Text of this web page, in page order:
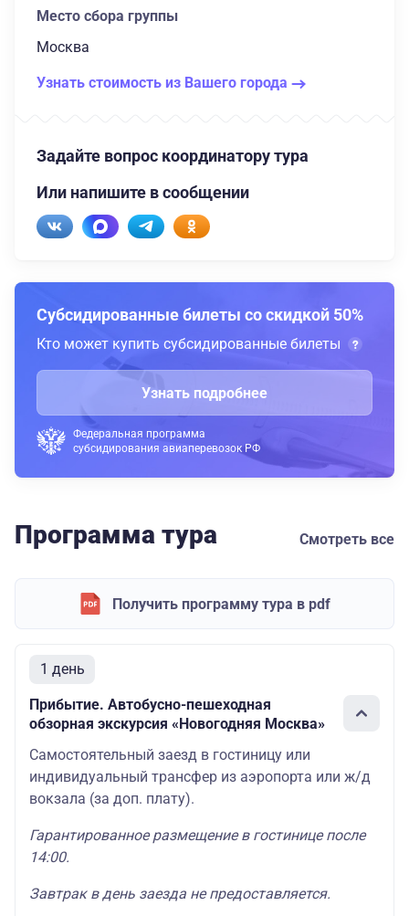
Место сбора группы
Москва
Узнать стоимость из Вашего города
Задайте вопрос координатору тура
Или напишите в сообщении
Субсидированные билеты со скидкой 50%
Кто может купить субсидированные билеты
Узнать подробнее
Федеральная программа
субсидирования авиаперевозок РФ
Программа тура Смотреть все
Получить программу тура в pdf
1 день
Прибытие. Автобусно-пешеходная
обзорная экскурсия «Новогодняя Москва»
Самостоятельный заезд в гостиницу или
индивидуальный трансфер из аэропорта или ж/д
вокзала (за доп. плату).
Гарантированное размещение в гостинице после
14:00.
Завтрак в день заезда не предоставляется.